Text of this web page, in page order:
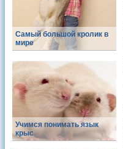
Самый большой кролик в
мире
Учимся понимать язык
крыс